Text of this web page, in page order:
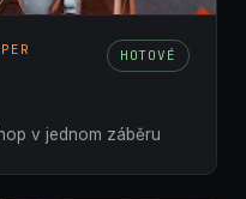
HOTOVÉ
v jednom záběru